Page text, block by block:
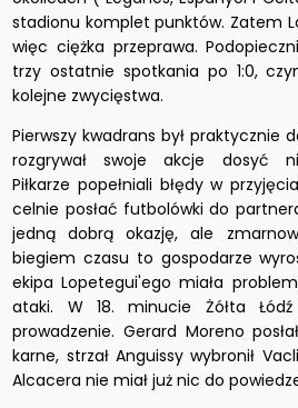
stadionu komplet punktów. Zatem
więc ciężka przeprawa.
trzy ostatnie spotkania po 1:0,
kolejne zwycięstwa.
Pierwszy kwadrans był praktycznie
rozgrywał swoje akcje dosyć
Piłkarze popełniali błędy w
celnie posłać futbolówki do
jedną dobrą okazję, ale
biegiem czasu to gospodarze
ekipa Lopetegui'ego miała
ataki. W 18. minucie Żółta
prowadzenie. Gerard Moreno
karne, strzał Anguissy wybronił
Alcacera nie miał już nic do